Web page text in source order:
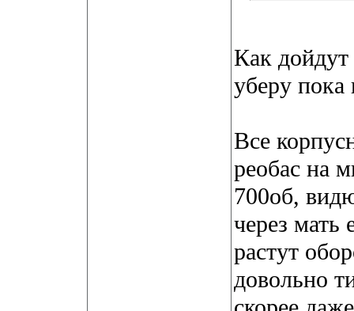
Как
уберу пока
Все
реобас на
700об,
через мать
растут
довольно